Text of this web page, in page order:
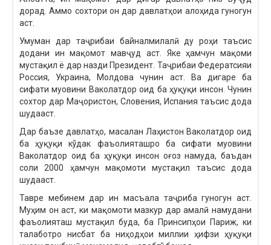
дорад. Аммо сохтори он дар давлатҳои алоҳида гуногун
аст.
Умуман дар таҷрибаи байналмилалӣ ду роҳи таъсис
додани ин мақомот мавҷуд аст. Яке ҳамчун мақоми
мустақил ё дар назди Президент. Таҷрибаи Федератсияи
Россия, Украина, Молдова чунин аст. Ва дигаре ба
сифати муовини Ваколатдор оид ба ҳуқуқи инсон. Чунин
сохтор дар Маҷористон, Словения, Испания таъсис дода
шудааст.
Дар баъзе давлатҳо, масалан Лаҳистон Ваколатдор оид
ба ҳуқуқи кўдак фаъолияташро ба сифати муовини
Ваколатдор оид ба ҳуқуқи инсон оғоз намуда, баъдан
соли 2000 ҳамчун мақомоти мустақил таъсис дода
шудааст.
Тавре мебинем дар ин масъала таҷриба гуногун аст.
Муҳим он аст, ки мақомоти мазкур дар амалӣ намудани
фаъолияташ мустақил буда, ба Принсипҳои Париж, ки
талаботро нисбат ба ниҳодҳои миллии ҳифзи ҳуқуқи